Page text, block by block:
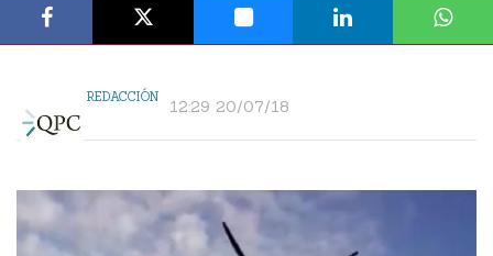
REDACCIÓN 12:29 20/07/18